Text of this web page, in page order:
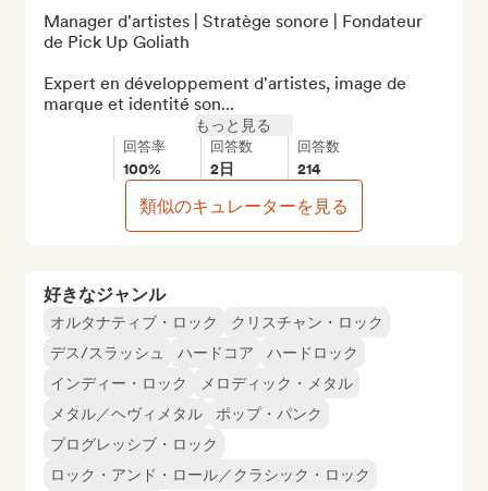
好きなジャンル
オルタナティブ・ロック
クリスチャン・ロック
デス/スラッシュ
ハードコア
ハードロック
インディー・ロック
メロディック・メタル
メタル／ヘヴィメタル
ポップ・パンク
プログレッシブ・ロック
ロック・アンド・ロール／クラシック・ロック
Manager d'artistes | Stratège sonore | Fondateur
de Pick Up Goliath
Expert en développement d'artistes, image de
marque et identité son...
もっと見る
回答率
100%
回答数
2日
回答数
214
類似のキュレーターを見る